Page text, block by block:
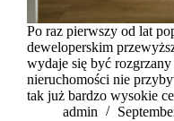
Po raz pierwszy od lat
deweloperskim
wydaje się być
nieruchomości nie
tak już bardzo wysokie
admin